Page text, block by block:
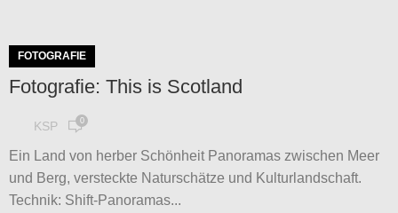
FOTOGRAFIE
Fotografie: This is Scotland
KSP 0
Ein Land von herber Schönheit Panoramas zwischen Meer
und Berg, versteckte Naturschätze und Kulturlandschaft.
Technik: Shift-Panoramas...